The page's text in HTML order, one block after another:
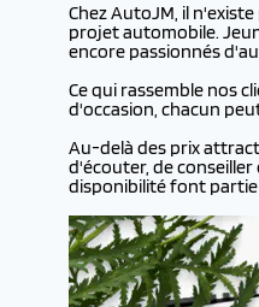
Chez AutoJM, il
projet automobile.
encore passionnés
Ce qui rassemble nos
d'occasion, chacun
Au-delà des prix
d'écouter, de
disponibilité font partie